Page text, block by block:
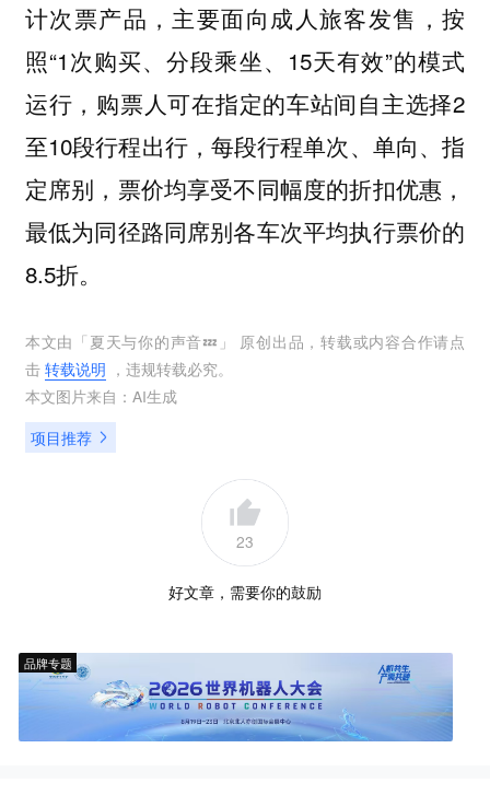
计次票产品，主要面向成人旅客发售，按
照“1次购买、分段乘坐、15天有效”的模式
运行，购票人可在指定的车站间自主选择2
至10段行程出行，每段行程单次、单向、指
定席别，票价均享受不同幅度的折扣优惠，
最低为同径路同席别各车次平均执行票价的
8.5折。
本文由「 夏天与你的声音💤 」 原创出品，转载或内容合作请点
击 转载说明 ，违规转载必究。
本文图片来自： AI生成
项目推荐
23
好文章，需要你的鼓励
品牌专题